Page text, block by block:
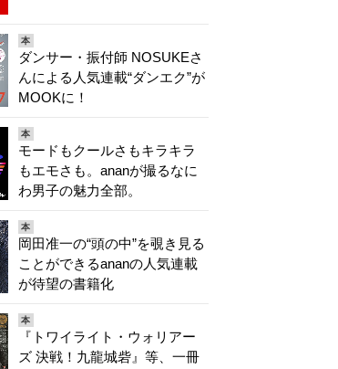
本
ダンサー・振付師 NOSUKEさ
んによる人気連載“ダンエク”が
MOOKに！
本
モードもクールさもキラキラ
もエモさも。ananが撮るなに
わ男子の魅力全部。
本
岡田准一の“頭の中”を覗き見る
ことができるananの人気連載
が待望の書籍化
本
『トワイライト・ウォリアー
ズ 決戦！九龍城砦』等、一冊